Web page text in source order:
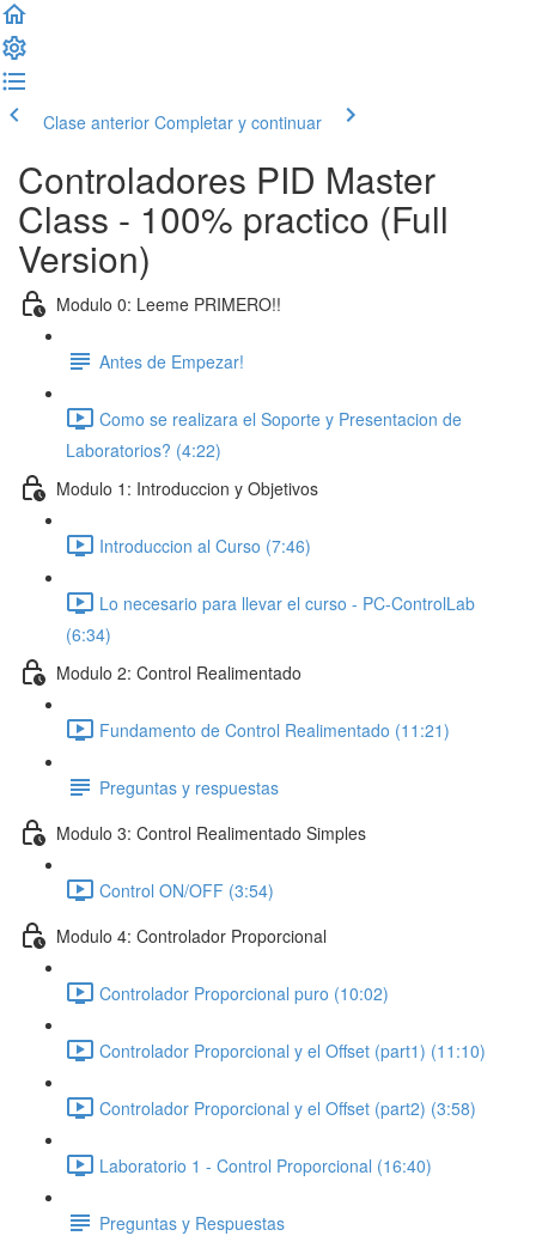
Clase anterior Completar y continuar
Controladores PID Master
Class - 100% practico (Full
Version)
Modulo 0: Leeme PRIMERO!!
Antes de Empezar!
Como se realizara el Soporte y Presentacion de
Laboratorios? (4:22)
Modulo 1: Introduccion y Objetivos
Introduccion al Curso (7:46)
Lo necesario para llevar el curso - PC-ControlLab
(6:34)
Modulo 2: Control Realimentado
Fundamento de Control Realimentado (11:21)
Preguntas y respuestas
Modulo 3: Control Realimentado Simples
Control ON/OFF (3:54)
Modulo 4: Controlador Proporcional
Controlador Proporcional puro (10:02)
Controlador Proporcional y el Offset (part1) (11:10)
Controlador Proporcional y el Offset (part2) (3:58)
Laboratorio 1 - Control Proporcional (16:40)
Preguntas y Respuestas